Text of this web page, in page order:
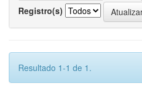
Registro(s)
Resultado 1-1 de 1.